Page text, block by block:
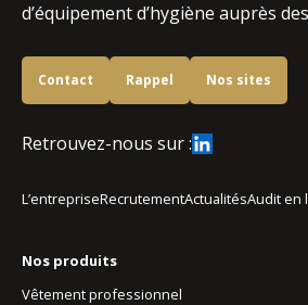
d’équipement d’hygiène auprès
Contact Rappel Nos sites
Retrouvez-nous sur :
L’entrepriseRecrutementActualitésAudit en
Nos produits
Vêtement professionnel